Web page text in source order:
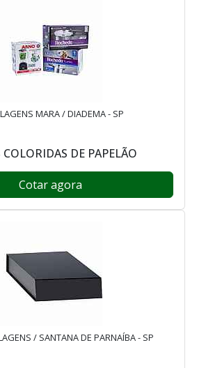
MARA / DIADEMA - SP
COLORIDAS DE PAPELÃO
Cotar agora
/ SANTANA DE PARNAÍBA - SP